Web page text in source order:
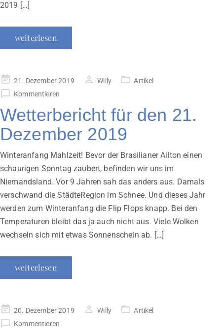
2019 […]
weiterlesen
Veröffentlicht
am
21. Dezember 2019 Willy
Artikel
Kommentieren
Wetterbericht für den 21.
Dezember 2019
Winteranfang Mahlzeit! Bevor der Brasilianer Ailton einen
schaurigen Sonntag zaubert, befinden wir uns im
Niemandsland. Vor 9 Jahren sah das anders aus. Damals
verschwand die StädteRegion im Schnee. Und dieses Jahr
werden zum Winteranfang die Flip Flops knapp. Bei den
Temperaturen bleibt das ja auch nicht aus. Viele Wolken
wechseln sich mit etwas Sonnenschein ab. […]
weiterlesen
Veröffentlicht
am
20. Dezember 2019 Willy
Artikel
Kommentieren